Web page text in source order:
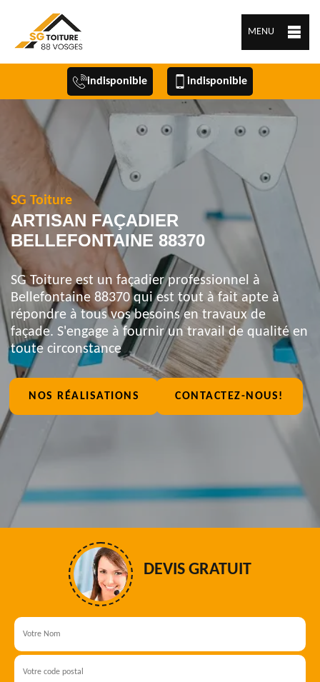
MENU
indisponible indisponible
SG Toiture
ARTISAN FAÇADIER
BELLEFONTAINE 88370
SG Toiture est un façadier professionnel à
Bellefontaine 88370 qui est tout à fait apte à
répondre à tous vos besoins en travaux de
façade. S'engage à fournir un travail de qualité en
toute circonstance
NOS RÉALISATIONS CONTACTEZ-NOUS!
DEVIS GRATUIT